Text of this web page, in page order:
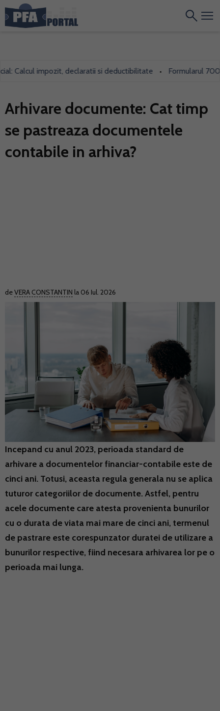
impozit, declaratii si deductibilitate • Formularul 700,
Arhivare documente: Cat timp
se pastreaza documentele
contabile in arhiva?
deVERA CONSTANTIN la 06 Iul. 2026
Incepand cu anul 2023, perioada standard de
arhivare a documentelor financiar-contabile este de
cinci ani. Totusi, aceasta regula generala nu se aplica
tuturor categoriilor de documente. Astfel, pentru
acele documente care atesta provenienta bunurilor
cu o durata de viata mai mare de cinci ani, termenul
de pastrare este corespunzator duratei de utilizare a
bunurilor respective, fiind necesara arhivarea lor pe o
perioada mai lunga.